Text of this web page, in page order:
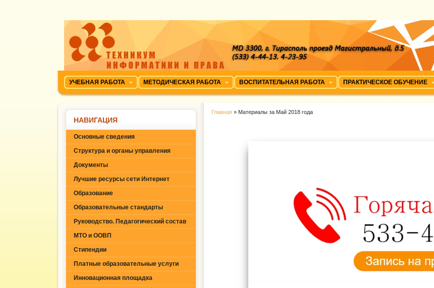
УЧЕБНАЯ РАБОТА МЕТОДИЧЕСКАЯ РАБОТА ВОСПИТАТЕЛЬНАЯ РАБОТА ПРАКТИЧЕСКОЕ ОБУЧЕНИЕ
Главная » Материалы за Май 2018 года
НАВИГАЦИЯ
Основные сведения
Структура и органы управления
Документы
Лучшие ресурсы сети Интернет
Образование
Образовательные стандарты
Руководство. Педагогический состав
МТО и ООВП
Стипендии
Платные образовательные услуги
Инновационная площадка